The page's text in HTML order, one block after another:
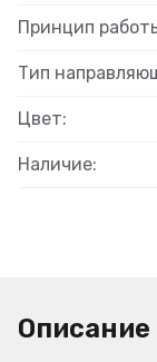
Принцип
Тип
Цвет:
Наличие:
Описание